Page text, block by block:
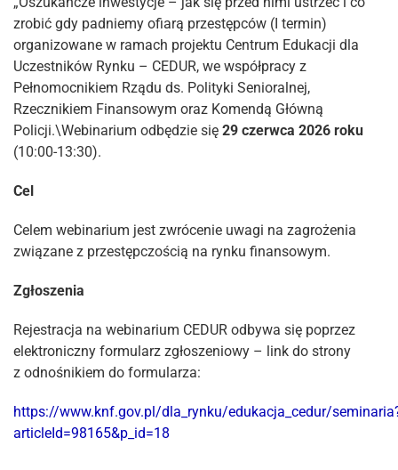
zrobić gdy padniemy ofiarą przestępców (I termin)
organizowane w ramach projektu Centrum Edukacji dla
Uczestników Rynku – CEDUR, we współpracy z
Pełnomocnikiem Rządu ds. Polityki Senioralnej,
Rzecznikiem Finansowym oraz Komendą Główną
Policji.\Webinarium odbędzie się 29 czerwca 2026 roku
(10:00-13:30).
Cel
Celem webinarium jest zwrócenie uwagi na zagrożenia
związane z przestępczością na rynku finansowym.
Zgłoszenia
Rejestracja na webinarium CEDUR odbywa się poprzez
elektroniczny formularz zgłoszeniowy – link do strony
z odnośnikiem do formularza:
https://www.knf.gov.pl/dla_rynku/edukacja_cedur/
articleId=98165&p_id=18